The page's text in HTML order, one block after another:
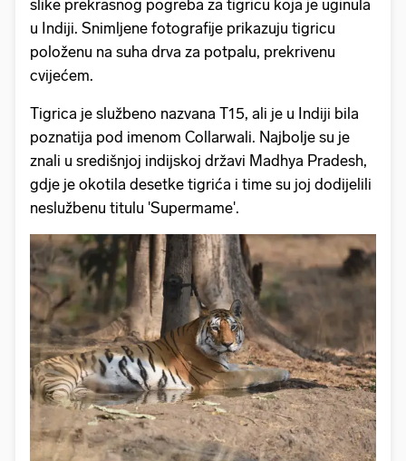
slike prekrasnog pogreba za tigricu koja je uginula
u Indiji. Snimljene fotografije prikazuju tigricu
položenu na suha drva za potpalu, prekrivenu
cvijećem.
Tigrica je službeno nazvana T15, ali je u Indiji bila
poznatija pod imenom Collarwali. Najbolje su je
znali u središnjoj indijskoj državi Madhya Pradesh,
gdje je okotila desetke tigrića i time su joj dodijelili
neslužbenu titulu 'Supermame'.